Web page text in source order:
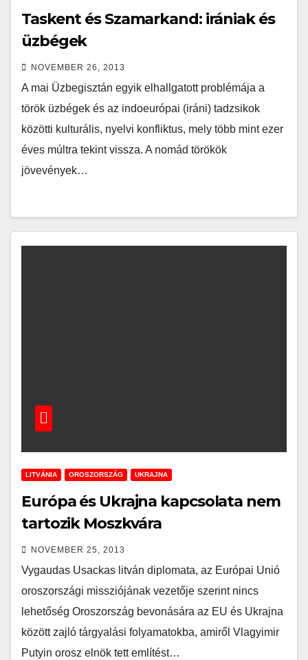
Taskent és Szamarkand: irániak és
üzbégek
NOVEMBER 26, 2013
A mai Üzbegisztán egyik elhallgatott problémája a
török üzbégek és az indoeurópai (iráni) tadzsikok
közötti kulturális, nyelvi konfliktus, mely több mint ezer
éves múltra tekint vissza. A nomád törökök
jövevények…
LITVÁNIA OROSZORSZÁG UKRAJNA
Európa és Ukrajna kapcsolata nem
tartozik Moszkvára
NOVEMBER 25, 2013
Vygaudas Usackas litván diplomata, az Európai Unió
oroszországi missziójának vezetője szerint nincs
lehetőség Oroszország bevonására az EU és Ukrajna
között zajló tárgyalási folyamatokba, amiről Vlagyimir
Putyin orosz elnök tett említést…